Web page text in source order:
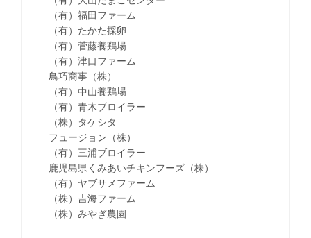
（有）福田ファーム
（有）たかた採卵
（有）菅藤養鶏場
（有）津口ファーム
鳥巧商事（株）
（有）中山養鶏場
（有）青木ブロイラー
（株）タケシタ
フュージョン（株）
（有）三浦ブロイラー
鹿児島県くみあいチキンフーズ（株）
（有）ヤブサメファーム
（株）吉海ファーム
（株）みやぎ農園